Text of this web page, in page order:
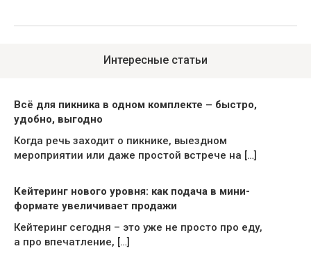
Интересные статьи
Всё для пикника в одном комплекте – быстро,
удобно, выгодно
Когда речь заходит о пикнике, выездном
мероприятии или даже простой встрече на […]
Кейтеринг нового уровня: как подача в мини-
формате увеличивает продажи
Кейтеринг сегодня – это уже не просто про еду,
а про впечатление, […]